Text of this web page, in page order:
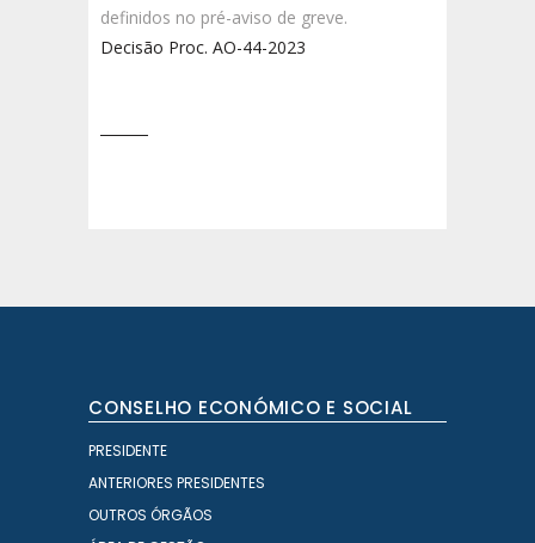
definidos no pré-aviso de greve.
Decisão Proc. AO-44-2023
CONSELHO ECONÓMICO E SOCIAL
PRESIDENTE
ANTERIORES PRESIDENTES
OUTROS ÓRGÃOS